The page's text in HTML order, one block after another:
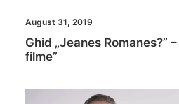
August 31, 2019
Ghid „Jeanes Romanes?”
filme”